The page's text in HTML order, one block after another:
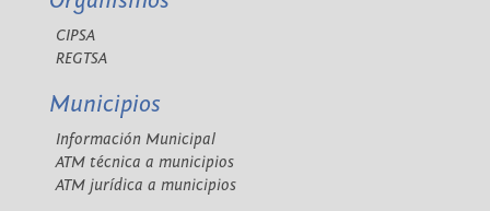
CIPSA
REGTSA
Municipios
Información Municipal
ATM técnica a municipios
ATM jurídica a municipios